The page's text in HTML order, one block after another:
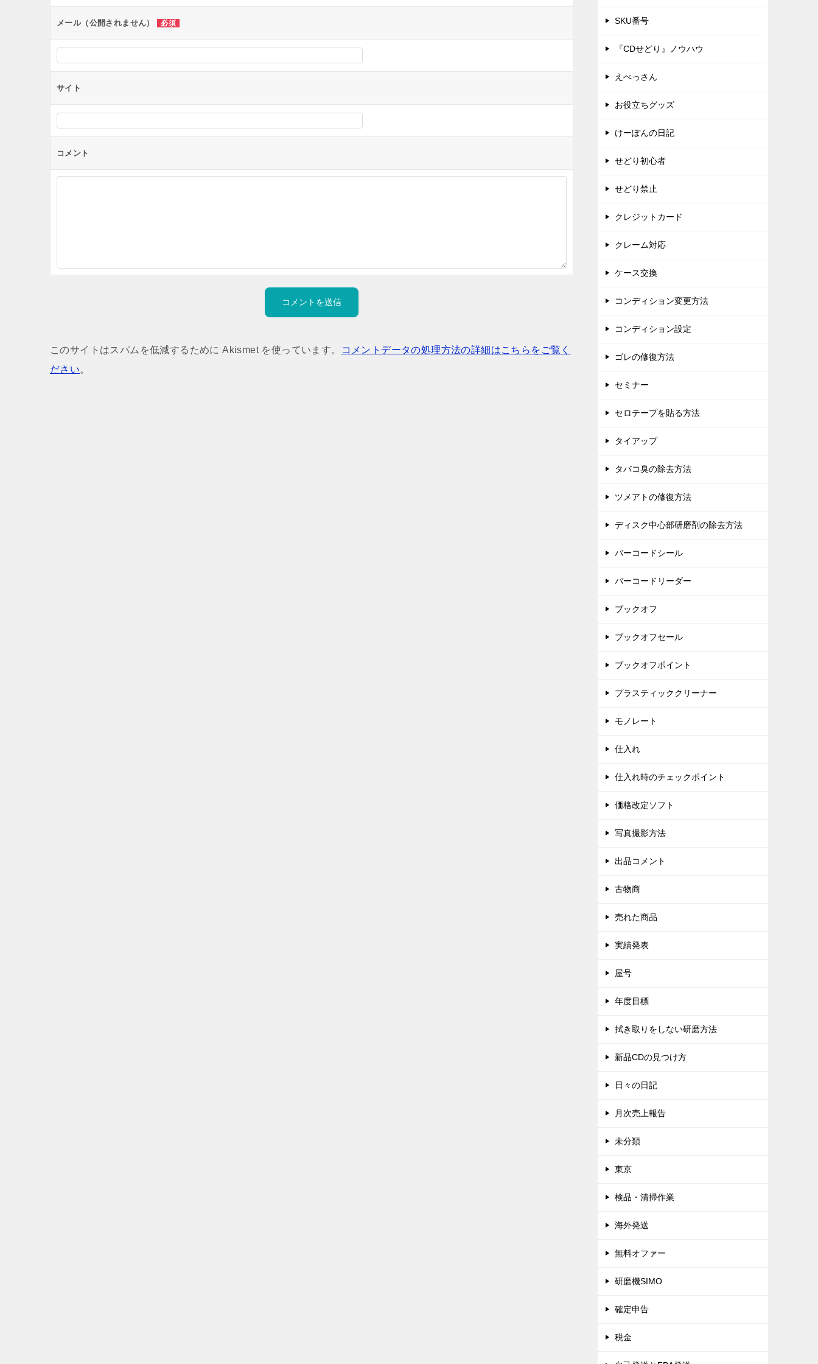
ン
メール（公開されません） 必須
サイト
コメント
このサイトはスパムを低減するために Akismet を使っています。
コメントデータの処理方法の詳細はこちらをご覧く
ださい。
SKU番号
『CDせどり』ノウハウ
えべっさん
お役立ちグッズ
けーぽんの日記
せどり初心者
せどり禁止
クレジットカード
クレーム対応
ケース交換
コンディション変更方法
コンディション設定
ゴレの修復方法
セミナー
セロテープを貼る方法
タイアップ
タバコ臭の除去方法
ツメアトの修復方法
ディスク中心部研磨剤の除去方法
バーコードシール
バーコードリーダー
ブックオフ
ブックオフセール
ブックオフポイント
プラスティッククリーナー
モノレート
仕入れ
仕入れ時のチェックポイント
価格改定ソフト
写真撮影方法
出品コメント
古物商
売れた商品
実績発表
屋号
年度目標
拭き取りをしない研磨方法
新品CDの見つけ方
日々の日記
月次売上報告
未分類
東京
検品・清掃作業
海外発送
無料オファー
研磨機SIMO
確定申告
税金